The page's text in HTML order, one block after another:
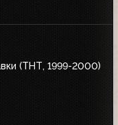
(ТНТ, 1999-2000)